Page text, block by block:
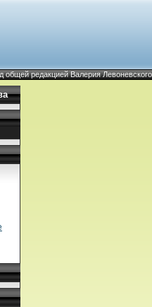
общей редакцией Валерия Левоневского